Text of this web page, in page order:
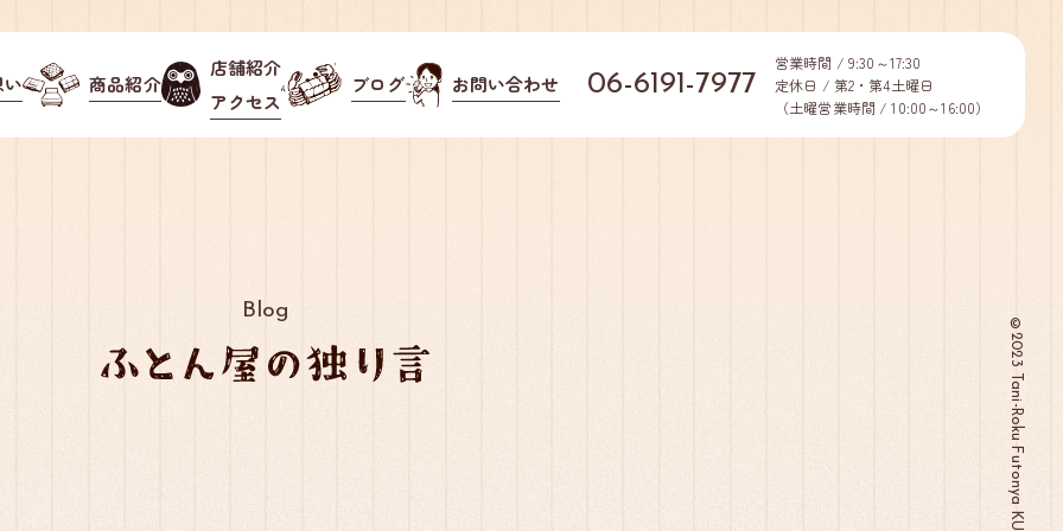
い 商品紹介
店舗紹介
アクセス
ブログ お問い合わせ 06-6191-7977
営業時間 / 9:30～17:30
定休日 / 第2・第4土曜日
（土曜営業時間 / 10:00～16:00）
Blog
©2023 Tani-Roku Futonya KUGA